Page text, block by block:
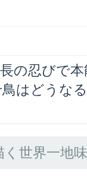
の忍びで
はどうな
世界一地